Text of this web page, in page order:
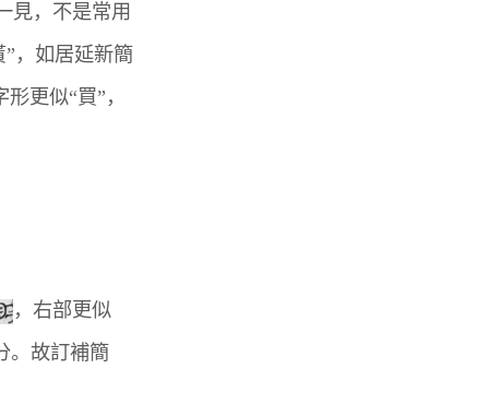
見，不是常用
”，如居延新簡
更似“買”，
，右部更似
。故訂補簡